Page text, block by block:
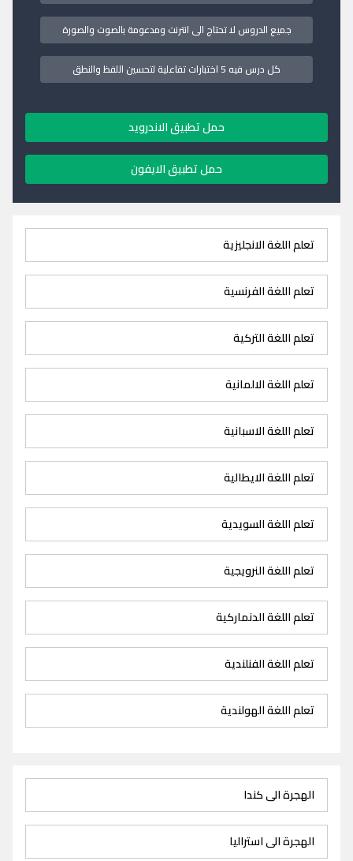
جميع الدروس لا تحتاج الى انترنت ومدعومة بالصوت والصورة
كل درس فيه 5 اختبارات تفاعلية لتحسين اللفظ والنطق
حمل تطبيق الاندرويد
حمل تطبيق الايفون
تعلم اللغة الانجليزية
تعلم اللغة الفرنسية
تعلم اللغة التركية
تعلم اللغة الالمانية
تعلم اللغة الاسبانية
تعلم اللغة الايطالية
تعلم اللغة السويدية
تعلم اللغة النرويجية
تعلم اللغة الدنماركية
تعلم اللغة الفنلندية
تعلم اللغة الهولندية
الهجرة الى كندا
الهجرة الى استراليا